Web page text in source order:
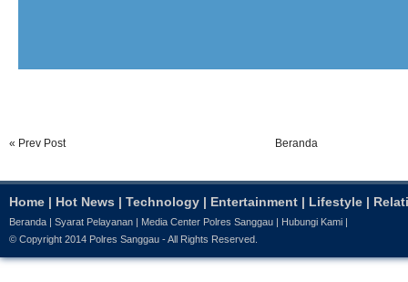
« Prev Post Beranda
Home | Hot News | Technology | Entertainment | Lifestyle |
Beranda Syarat Pelayanan Media Center Polres Sanggau Hubungi Kami
© Copyright 2014 Polres Sanggau - All Rights Reserved.